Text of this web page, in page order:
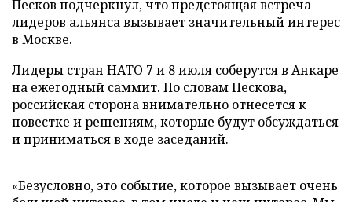
Песков подчеркнул, что предстоящая встреча
лидеров альянса вызывает значительный интерес
в Москве.
Лидеры стран НАТО 7 и 8 июля соберутся в Анкаре
на ежегодный саммит. По словам Пескова,
российская сторона внимательно отнесется к
повестке и решениям, которые будут обсуждаться
и приниматься в ходе заседаний.
«Безусловно, это событие, которое вызывает очень